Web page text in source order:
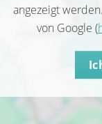
angezeigt
von Google (